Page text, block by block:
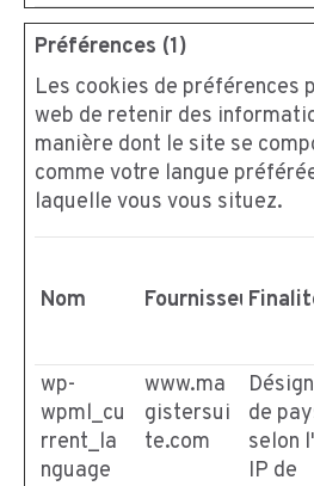
Préférences (1)
Les cookies de préférences
web de retenir des
manière dont le site se
comme votre langue
laquelle vous vous situez.
Nom Fournisseur
wp-
wpml_cu
rrent_la
nguage
www.ma
gistersui
te.com
de
selon
IP de